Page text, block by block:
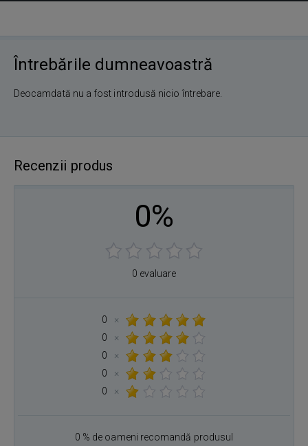
Întrebările dumneavoastră
Deocamdată nu a fost introdusă nicio întrebare.
Recenzii produs
0%
0 evaluare
0
×
0
×
0
×
0
×
0
×
0 % de oameni recomandă produsul